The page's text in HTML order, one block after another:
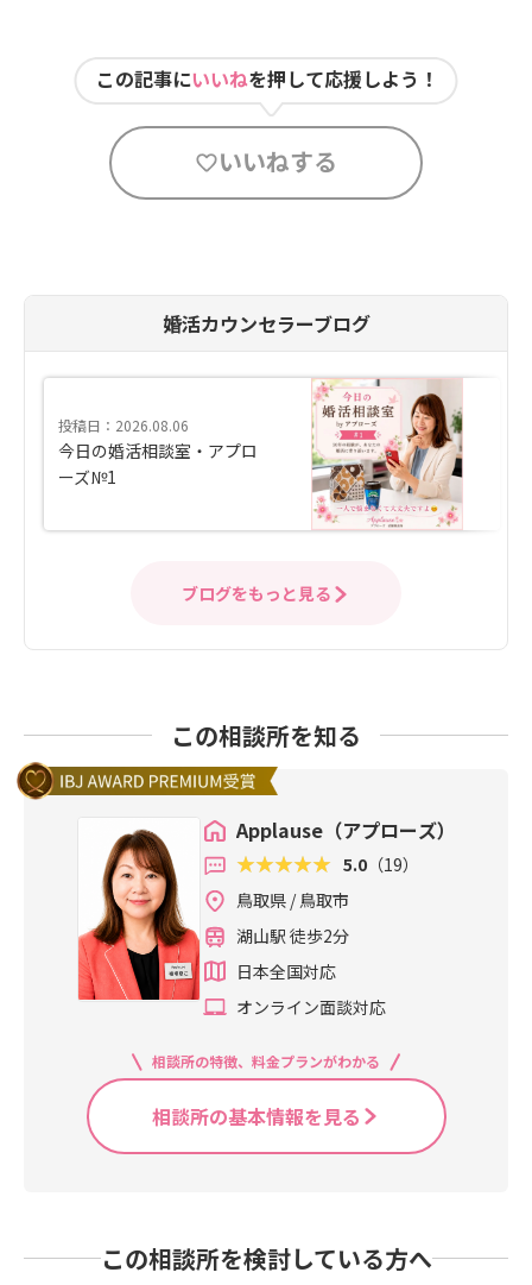
この記事にいいねを押して応援しよう！
いいねする
婚活カウンセラーブログ
投稿日：2026.08.06
今日の婚活相談室・アプロ
ーズ№1
ブログをもっと見る
この相談所を知る
Applause（アプローズ）
5.0（19）
鳥取県 / 鳥取市
湖山駅 徒歩2分
日本全国対応
オンライン面談対応
相談所の特徴、料金プランがわかる
相談所の基本情報を見る
この相談所を検討している方へ